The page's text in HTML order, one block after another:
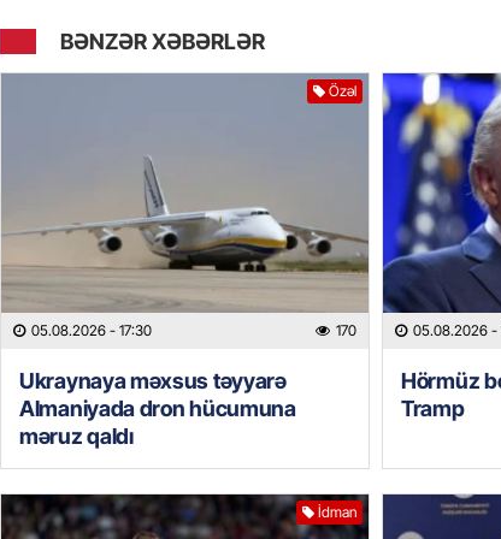
BƏNZƏR XƏBƏRLƏR
Özəl
05.08.2026 - 17:30 170
Ukraynaya məxsus təyyarə
Almaniyada dron hücumuna
məruz qaldı
05.08.2026 -
Hörmüz
Tramp
İdman